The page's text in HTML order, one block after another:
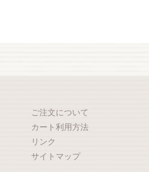
ご注文について
カート利用方法
リンク
サイトマップ